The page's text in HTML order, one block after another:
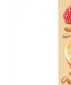
Ciocolata, cacao
Cafea bio din